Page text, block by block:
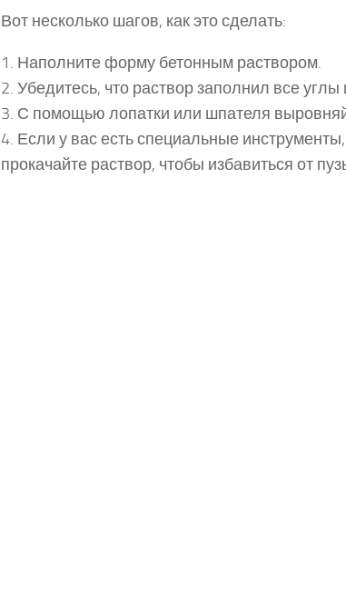
Вот несколько шагов, как это сделать:
1. Наполните форму бетонным раствором.
2. Убедитесь, что раствор заполнил все углы
3. С помощью лопатки или шпателя
4. Если у вас есть специальные
прокачайте раствор, чтобы избавиться от